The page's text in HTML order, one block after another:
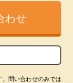
わせ
問い合わせのみでは